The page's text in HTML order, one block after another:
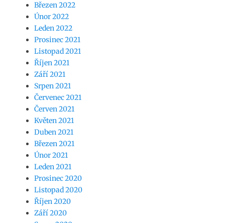
Březen 2022
Únor 2022
Leden 2022
Prosinec 2021
Listopad 2021
Říjen 2021
Září 2021
Srpen 2021
Červenec 2021
Červen 2021
Květen 2021
Duben 2021
Březen 2021
Únor 2021
Leden 2021
Prosinec 2020
Listopad 2020
Říjen 2020
Září 2020